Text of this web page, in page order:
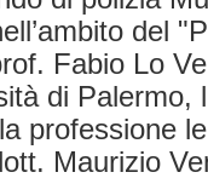
del
Fabio Lo
di Palermo,
professione
Maurizio